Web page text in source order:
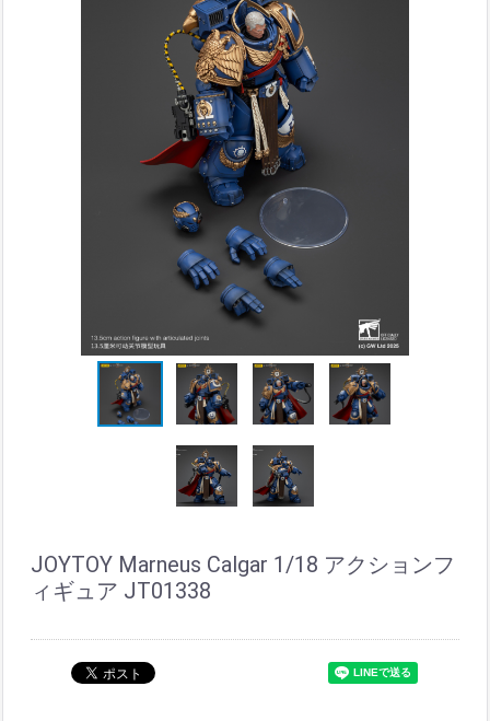
JOYTOY Marneus Calgar 1/18 アクションフ
ィギュア JT01338